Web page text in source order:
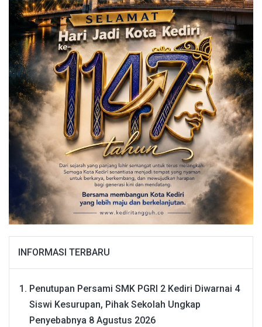
INFORMASI TERBARU
Penutupan Persami SMK PGRI 2 Kediri Diwarnai 4
Siswi Kesurupan, Pihak Sekolah Ungkap
Penyebabnya 8 Agustus 2026